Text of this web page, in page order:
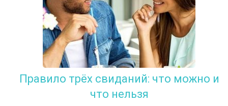
Правило трёх свиданий: что можно и
что нельзя